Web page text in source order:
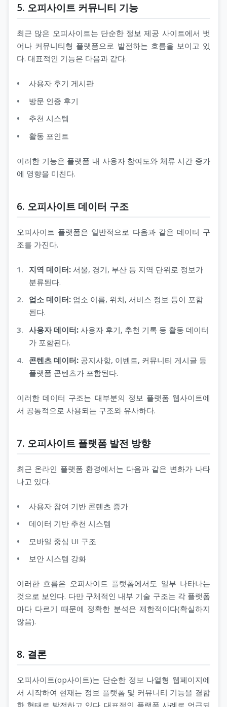
5. 오피사이트 커뮤니티 기능
최근 많은 오피사이트는 단순한 정보 제공 사이트에서 벗
어나 커뮤니티형 플랫폼으로 발전하는 흐름을 보이고 있
다. 대표적인 기능은 다음과 같다.
사용자 후기 게시판
방문 인증 후기
추천 시스템
활동 포인트
이러한 기능은 플랫폼 내 사용자 참여도와 체류 시간 증가
에 영향을 미친다.
6. 오피사이트 데이터 구조
오피사이트 플랫폼은 일반적으로 다음과 같은 데이터 구
조를 가진다.
지역 데이터: 서울, 경기, 부산 등 지역 단위로 정보가
분류된다.
업소 데이터: 업소 이름, 위치, 서비스 정보 등이 포함
된다.
사용자 데이터: 사용자 후기, 추천 기록 등 활동 데이터
가 포함된다.
콘텐츠 데이터: 공지사항, 이벤트, 커뮤니티 게시글 등
플랫폼 콘텐츠가 포함된다.
이러한 데이터 구조는 대부분의 정보 플랫폼 웹사이트에
서 공통적으로 사용되는 구조와 유사하다.
7. 오피사이트 플랫폼 발전 방향
최근 온라인 플랫폼 환경에서는 다음과 같은 변화가 나타
나고 있다.
사용자 참여 기반 콘텐츠 증가
데이터 기반 추천 시스템
모바일 중심 UI 구조
보안 시스템 강화
이러한 흐름은 오피사이트 플랫폼에서도 일부 나타나는
것으로 보인다. 다만 구체적인 내부 기술 구조는 각 플랫폼
마다 다르기 때문에 정확한 분석은 제한적이다(확실하지
않음).
8. 결론
오피사이트(op사이트)는 단순한 정보 나열형 웹페이지에
서 시작하여 현재는 정보 플랫폼 및 커뮤니티 기능을 결합